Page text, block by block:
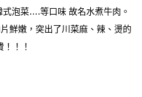
泡菜….等口味 故名水煮牛肉。
鮮嫩，突出了川菜麻、辣、燙的
！！